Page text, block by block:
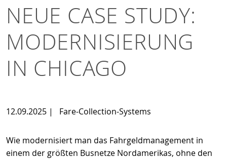
NEUE CASE STUDY:
MODERNISIERUNG
IN CHICAGO
12.09.2025 | Fare-Collection-Systems
Wie modernisiert man das Fahrgeldmanagement in
einem der größten Busnetze Nordamerikas, ohne den